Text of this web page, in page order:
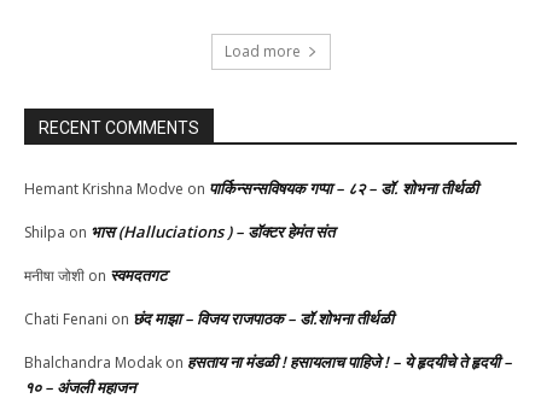
Load more
RECENT COMMENTS
Hemant Krishna Modve on पार्किन्सन्सविषयक गप्पा – ८२ – डॉ. शोभना तीर्थळी
Shilpa on भास (Halluciations ) – डॉक्टर हेमंत संत
मनीषा जोशी on स्वमदतगट
Chati Fenani on छंद माझा – विजय राजपाठक – डॉ.शोभना तीर्थळी
Bhalchandra Modak on हसताय ना मंडळी‌ ! हसायलाच पाहिजे ! – ये हृदयीचे ते हृदयी –
१० – अंजली महाजन